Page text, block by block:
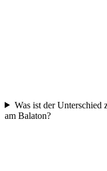
Was ist der Unterschied
am Balaton?